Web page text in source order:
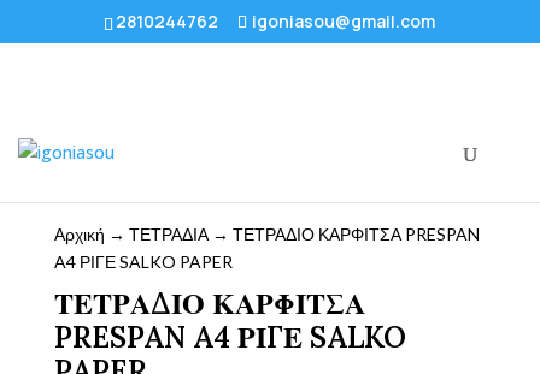
2810244762 igoniasou@gmail.com
Αρχική → ΤΕΤΡΑΔΙΑ→ ΤΕΤΡΑΔΙΟ ΚΑΡΦΙΤΣΑ PRESPAN
A4 ΡΙΓΕ SALKO PAPER
ΤΕΤΡΑΔΙΟ ΚΑΡΦΙΤΣΑ
PRESPAN A4 ΡΙΓΕ SALKO